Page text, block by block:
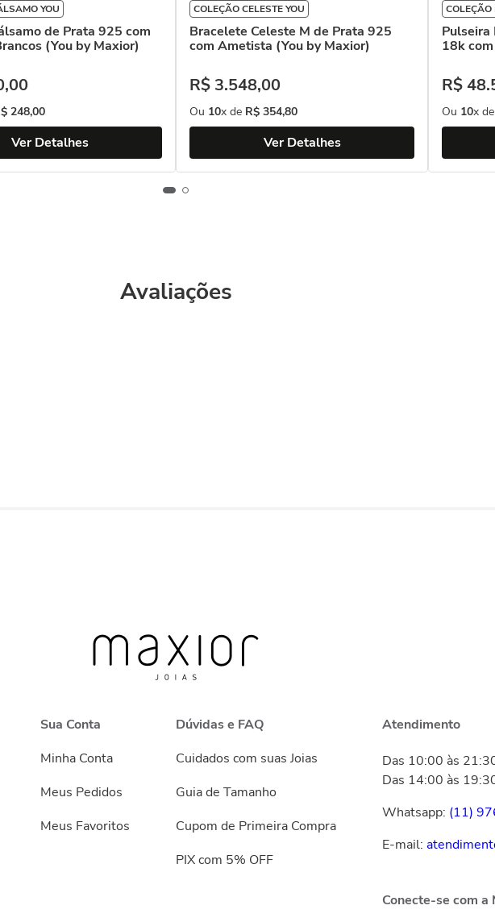
YOU
de Prata 925 com
(You by Maxior)
,00
248,00
Ver Detalhes
COLEÇÃO CELESTE YOU
Bracelete Celeste M de Prata 925
com Ametista (You by Maxior)
R$ 3.548,00
Ou 10x de R$ 354,80
Ver Detalhes
COLEÇÃO
Pulseira
18k
R$48.
Ou 10x de
Avaliações
Sua Conta
Minha Conta
Meus Pedidos
Meus Favoritos
Dúvidas e FAQ
Cuidados com suas Joias
Guia de Tamanho
Cupom de Primeira Compra
PIX com 5% OFF
Atendimento
Das 10:00 às
Das 14:00 às
Whatsapp: (11)
E-mail:
Conecte-se com a